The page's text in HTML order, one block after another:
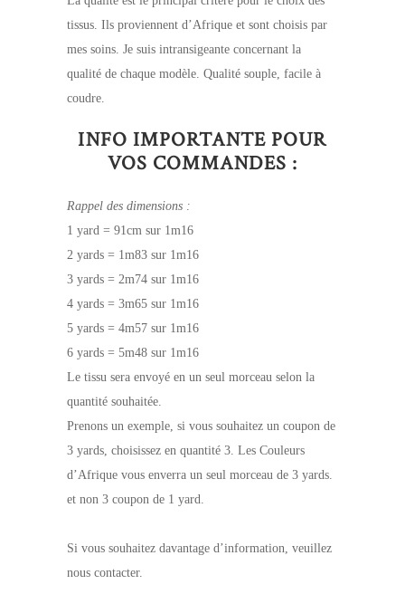
tissus. Ils proviennent d’Afrique et sont choisis par
mes soins. Je suis intransigeante concernant la
qualité de chaque modèle. Qualité souple, facile à
coudre.
INFO IMPORTANTE POUR
VOS COMMANDES :
Rappel des dimensions :
1 yard = 91cm sur 1m16
2 yards = 1m83 sur 1m16
3 yards = 2m74 sur 1m16
4 yards = 3m65 sur 1m16
5 yards = 4m57 sur 1m16
6 yards = 5m48 sur 1m16
Le tissu sera envoyé en un seul morceau selon la
quantité souhaitée.
Prenons un exemple, si vous souhaitez un coupon de
3 yards, choisissez en quantité 3. Les Couleurs
d’Afrique vous enverra un seul morceau de 3 yards.
et non 3 coupon de 1 yard.
Si vous souhaitez davantage d’information, veuillez
nous contacter.